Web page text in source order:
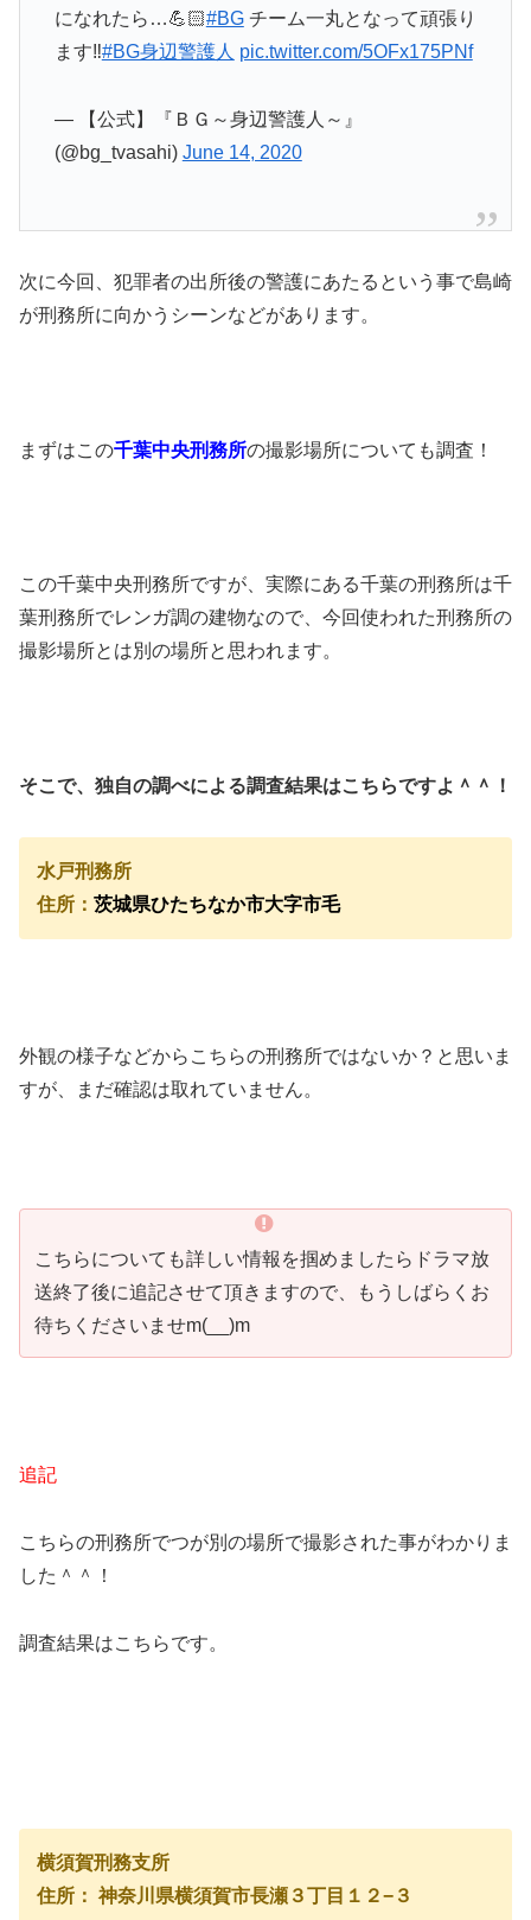
になれたら…💪🏻#BGチーム一丸となって頑張り
ます‼️#BG身辺警護人 pic.twitter.com/5OFx175PNf
— 【公式】『ＢＧ～身辺警護人～』
(@bg_tvasahi) June 14, 2020
次に今回、犯罪者の出所後の警護にあたるという事で島崎
が刑務所に向かうシーンなどがあります。
まずはこの千葉中央刑務所の撮影場所についても調査！
この千葉中央刑務所ですが、実際にある千葉の刑務所は千
葉刑務所でレンガ調の建物なので、今回使われた刑務所の
撮影場所とは別の場所と思われます。
そこで、独自の調べによる調査結果はこちらですよ＾＾！
水戸刑務所
住所： 茨城県ひたちなか市大字市毛
外観の様子などからこちらの刑務所ではないか？と思いま
すが、まだ確認は取れていません。
こちらについても詳しい情報を掴めましたらドラマ放
送終了後に追記させて頂きますので、もうしばらくお
待ちくださいませm(__)m
追記
こちらの刑務所でつが別の場所で撮影された事がわかりま
した＾＾！
調査結果はこちらです。
横須賀刑務支所
住所： 神奈川県横須賀市長瀬３丁目１２−３